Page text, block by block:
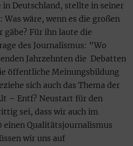
in Deutschland, stellte in seiner
Was wäre, wenn es die großen
Für ihn laute die
des Journalismus: "Wo
Jahrzehnten die Debatten
öffentliche Meinungsbildung
sich auch das Thema der
– Entf? Neustart für den
sei, dass wir auch im
einen Qualitätsjournalismus
wir uns auf